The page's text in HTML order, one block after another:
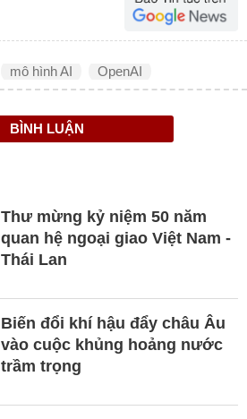
mô hình AI OpenAI
BÌNH LUẬN
Thư mừng kỷ niệm 50 năm
quan hệ ngoại giao Việt Nam -
Thái Lan
Biến đổi khí hậu đẩy châu Âu
vào cuộc khủng hoảng nước
trầm trọng